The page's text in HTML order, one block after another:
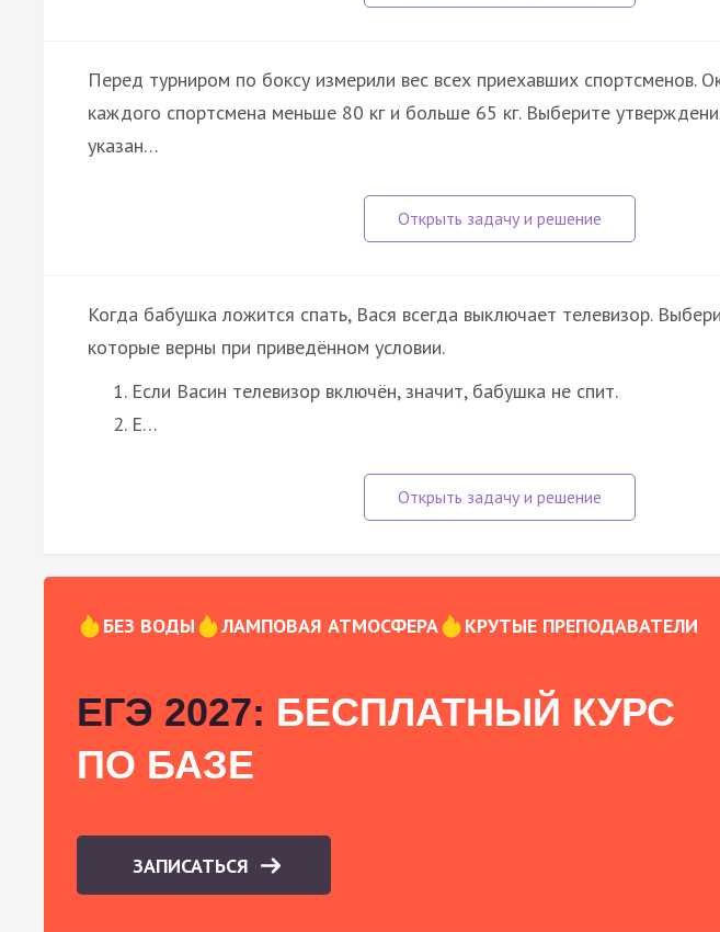
Перед турниром по боксу измерили вес всех приехавших спортсменов.
каждого спортсмена меньше 80 кг и больше 65 кг. Выберите
указан…
Когда бабушка ложится спать, Вася всегда выключает телевизор.
которые верны при приведённом условии.
Если Васин телевизор включён, значит, бабушка не спит.
Е…
БЕЗ ВОДЫ ЛАМПОВАЯ АТМОСФЕРА КРУТЫЕ ПРЕПОДАВАТЕЛИ
ЕГЭ 2027: БЕСПЛАТНЫЙ КУРС
ПО БАЗЕ
ЗАПИСАТЬСЯ